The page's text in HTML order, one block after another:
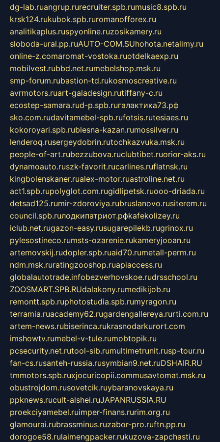
dg-lab.ruangrup.rurecruiter.spb.rumusic8.spb.ru
krsk124.rukubok.spb.ruromanofforex.ru
analitikaplus.ruspyonline.ruzosikamery.ru
sloboda-ural.pp.ruAUTO-COM.SUhohota.netalimy.ru
online-z.comaromat-vostoka.ruotdelkaexp.ru
mobilvest.rubbd.net.rumebelshop.msk.ru
smp-forum.rubastion-td.rukosmoscreative.ru
avrmotors.ruart-galadesign.rutiffany-c.ru
ecostep-samara.rud-p.spb.ruгалактика73.рф
sko.com.rudavitamebel-spb.rufotsis.rutesiaes.ru
kokoroyari.spb.rublesna-kazan.rumossilver.ru
lenderoq.rusergeydobrin.rutochkazvuka.msk.ru
people-of-art.rubezzubova.ruclubtibet.ruorior-aks.ru
dynamoauto.ruszk-favorit.rucarlines.ruflatnsk.ru
kingbolenskaner.rualex-motor.ruastroline.net.ru
act1.spb.rupolyglot.com.rugidlipetsk.ruooo-driada.ru
detsad125.rumir-zdoroviya.rubruslanovo.rusiterem.ru
council.spb.ruлодкипатриот.рфkafekolizey.ru
iclub.net.rugazon-easy.rusugarepilekb.rugrinox.ru
pylesostineco.rumsts-ozarenie.rukameryjooan.ru
artemovskij.rudopler.spb.ruaid70.rumetall-perm.ru
ndm.msk.ruratingzooshop.ruapiaccess.ru
globalautotrade.infobezverhovskoe.rudrsschool.ru
ZOOSMART.SPB.RUdalakony.rumedikijob.ru
remontt.spb.ruphotostudia.spb.rumyragon.ru
terramia.ruacademy62.rugardengallereya.rurti.com.ru
artem-news.rubiserinca.rukrasnodarkurort.com
imshowtv.rumebel-v-tule.rumobtopik.ru
pcsecurity.net.rutool-sib.rumultimetrunit.rusp-tour.ru
fan-cs.rusanteh-russia.rusymbian9.net.ruDSHAIR.RU
tmmotors.spb.ruxjocuricopii.commusavtomat.msk.ru
obustrojdom.rusovetcik.ruybaranovskaya.ru
ppknews.rucult-alshei.ruJAPANRUSSIA.RU
proekciyamebel.ruimper-finans.rurim.org.ru
glamourai.rubrassminus.ruzabor-pro.ruftn.pp.ru
dorogoe58.rulaimengpacker.rukuzova-zapchasti.ru